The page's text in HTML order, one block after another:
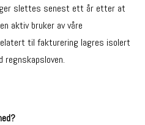
slettes senest ett år etter at
aktiv bruker av våre
til fakturering lagres isolert